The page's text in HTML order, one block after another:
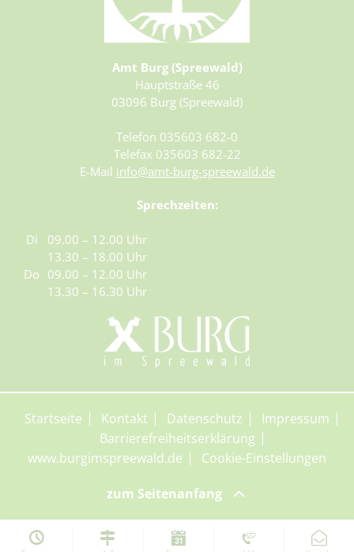
Amt Burg (Spreewald)
Hauptstraße 46
03096 Burg (Spreewald)
Telefon 035603 682-0
Telefax 035603 682-22
E-Mail info@amt-burg-spreewald.de
Sprechzeiten:
Di
09.00 – 12.00 Uhr
13.30 – 18.00 Uhr
Do 09.00 – 12.00 Uhr
13.30 – 16.30 Uhr
Startseite Kontakt Datenschutz
Impressum
Barrierefreiheitserklärung
www.burgimspreewald.de
Cookie-Einstellungen
zum Seitenanfang